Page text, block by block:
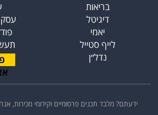
בריאות
דיגיטל
יאמי
לייף סטייל
נדל״ן
ידעתם? מלבד תכנים פרסומיים וקידומי מכירות,